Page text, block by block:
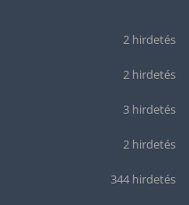
2 hirdetés
2 hirdetés
3 hirdetés
2 hirdetés
344 hirdetés